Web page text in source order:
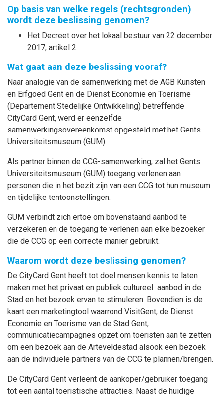
Op basis van welke regels (rechtsgronden)
wordt deze beslissing genomen?
Het Decreet over het lokaal bestuur van 22 december
2017, artikel 2.
Wat gaat aan deze beslissing vooraf?
Naar analogie van de samenwerking met de AGB Kunsten
en Erfgoed Gent en de Dienst Economie en Toerisme
(Departement Stedelijke Ontwikkeling) betreffende
CityCard Gent, werd er eenzelfde
samenwerkingsovereenkomst opgesteld met het Gents
Universiteitsmuseum (GUM).
Als partner binnen de CCG-samenwerking, zal het Gents
Universiteitsmuseum (GUM) toegang verlenen aan
personen die in het bezit zijn van een CCG tot hun museum
en tijdelijke tentoonstellingen.
GUM verbindt zich ertoe om bovenstaand aanbod te
verzekeren en de toegang te verlenen aan elke bezoeker
die de CCG op een correcte manier gebruikt.
Waarom wordt deze beslissing genomen?
De CityCard Gent heeft tot doel mensen kennis te laten
maken met het privaat en publiek cultureel aanbod in de
Stad en het bezoek ervan te stimuleren. Bovendien is de
kaart een marketingtool waarrond VisitGent, de Dienst
Economie en Toerisme van de Stad Gent,
communicatiecampagnes opzet om toeristen aan te zetten
om een bezoek aan de Arteveldestad alsook een bezoek
aan de individuele partners van de CCG te plannen/brengen.
De CityCard Gent verleent de aankoper/gebruiker toegang
tot een aantal toeristische attracties. Naast de huidige